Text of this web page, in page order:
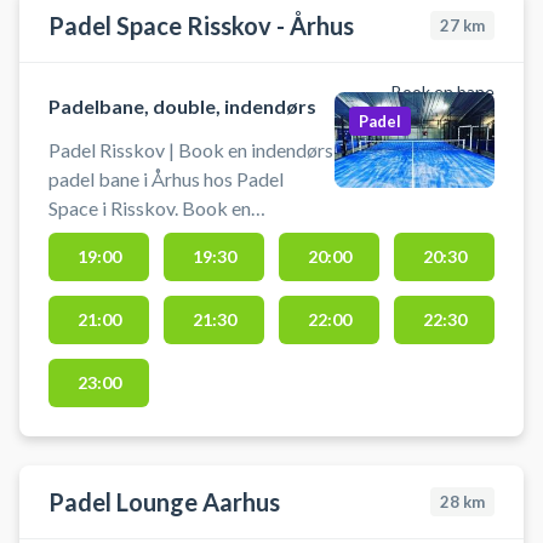
Århus #Book-padel-Aarhus
Padel Space Risskov - Århus 27 km
Book en bane
Padelbane, double, indendørs
Padel Risskov | Book en indendørs
padel bane i Århus hos Padel
Space i Risskov. Book en
padelbane og spil padel i Risskov
ved Aarhus. Alle padel baner i
Padel Space padelcenter er
doublebaner. Padel Space tilbyder
banefaciliteter med højt til loftet
(8,2 meter) i en opvarmet padelhal.
Padelbat kan lånes gratis. Bolde
kan tilkøbes i Padel Space
Padel
19:00 19:30 20:00 20:30
21:00 21:30 22:00 22:30
23:00
Padel Lounge Aarhus 28 km